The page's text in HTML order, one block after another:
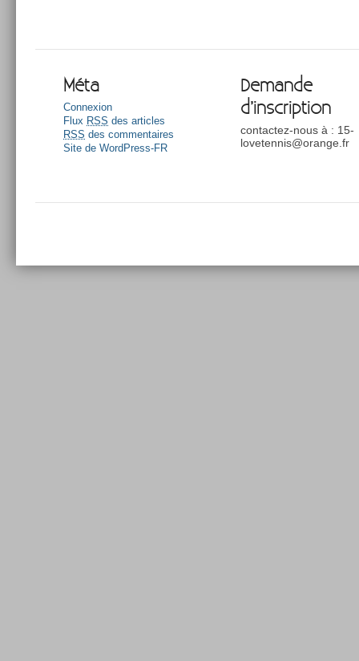
Méta
Connexion
Flux RSS des articles
RSS des commentaires
Site de WordPress-FR
Demande
d’inscription
contactez-nous à : 15-
lovetennis@orange.fr